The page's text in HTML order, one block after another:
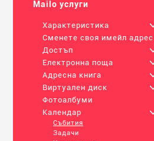
Mailo услуги
Характеристика
+
Сменете своя имейл адрес
Достъп
+
Електронна поща
+
Адресна книга
+
Виртуален диск
+
Фотоалбуми
Календар
+
Събития
Задачи